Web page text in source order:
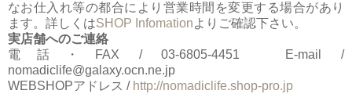
なお仕入れ等の都合により営業時間を変更する場合があり
ます。詳しくはSHOP Infomationよりご確認下さい。
実店舗へのご連絡
電話・FAX / 03-6805-4451 E-mail /
nomadiclife@galaxy.ocn.ne.jp
WEBSHOPアドレス / http://nomadiclife.shop-pro.jp